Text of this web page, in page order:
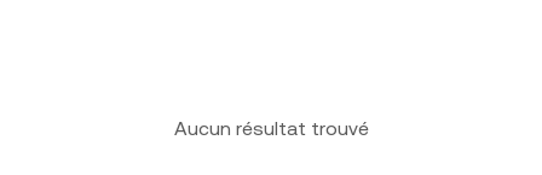
Aucun résultat trouvé